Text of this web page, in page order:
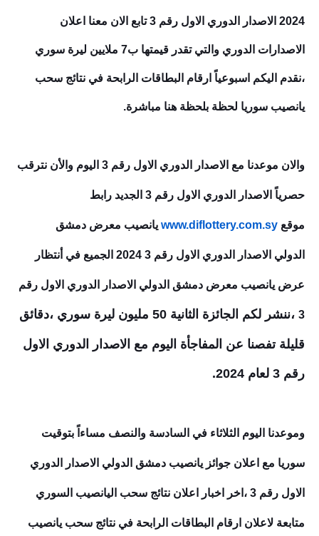
2024 الاصدار الدوري الاول رقم 3 تابع الان معنا اعلان
الاصدارات الدوري والتي تقدر قيمتها ب7 ملايين ليرة سوري
،نقدم اليكم اسبوعياً ارقام البطاقات الرابحة في نتائج سحب
يانصيب سوريا لحظة بلحظة هنا مباشرة.
والان موعدنا مع الاصدار الدوري الاول رقم 3 اليوم والأن نترقب
حصرياً الاصدار الدوري الاول رقم 3 الجديد رابط
موقع www.diflottery.com.sy يانصيب معرض دمشق
الدولي الاصدار الدوري الاول رقم 3 2024 الجميع في أنتظار
عرض يانصيب معرض دمشق الدولي الاصدار الدوري الاول رقم
3 ،ننشر لكم الجائزة الثانية 50 مليون ليرة سوري ،دقائق
قليلة تفصنا عن المفاجأة اليوم مع الاصدار الدوري الاول
رقم 3 لعام 2024.
وموعدنا اليوم الثلاثاء في السادسة والنصف مساءاً بتوقيت
سوريا مع اعلان جوائز يانصيب دمشق الدولي الاصدار الدوري
الاول رقم 3 ،اخر اخبار اعلان نتائج سحب اليانصيب السوري
متابعة لاعلان ارقام البطاقات الرابحة في نتائج سحب يانصيب